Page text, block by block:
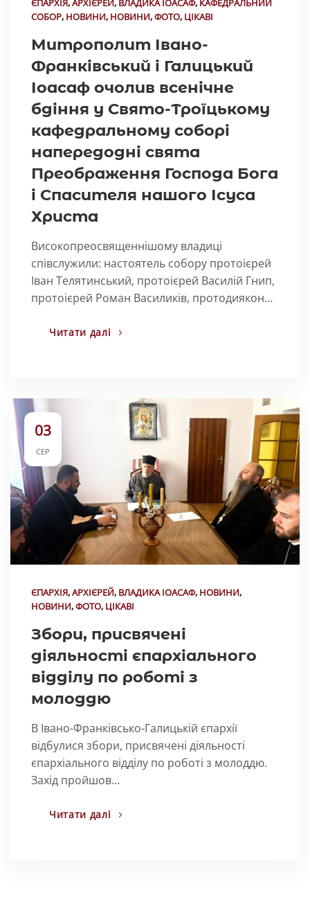
ЄПАРХІЯ,АРХІЄРЕЙ, ВЛАДИКА ІОАСАФ, КАФЕДРАЛЬНИЙ
СОБОР, НОВИНИ, НОВИНИ,ФОТО, ЦІКАВІ
Митрополит Івано-
Франківський і Галицький
Іоасаф очолив всенічне
бдіння у Свято-Троїцькому
кафедральному соборі
напередодні свята
Преображення Господа Бога
і Спасителя нашого Ісуса
Христа
Високопреосвященнішому владиці
співслужили: настоятель собору протоієрей
Іван Телятинський, протоієрей Василій Гнип,
протоієрей Роман Василиків, протодиякон…
Читати далі
03
СЕР
ЄПАРХІЯ,АРХІЄРЕЙ, ВЛАДИКА ІОАСАФ, НОВИНИ,
НОВИНИ,ФОТО, ЦІКАВІ
Збори, присвячені
діяльності єпархіального
відділу по роботі з
молоддю
В Івано-Франківсько-Галицькій єпархії
відбулися збори, присвячені діяльності
єпархіального відділу по роботі з молоддю.
Захід пройшов…
Читати далі